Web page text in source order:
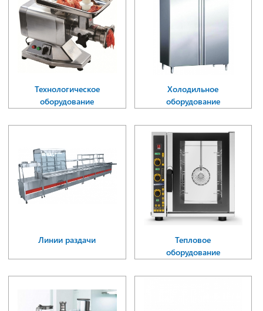
Технологическое
оборудование
Холодильное
оборудование
Линии раздачи
Тепловое
оборудование